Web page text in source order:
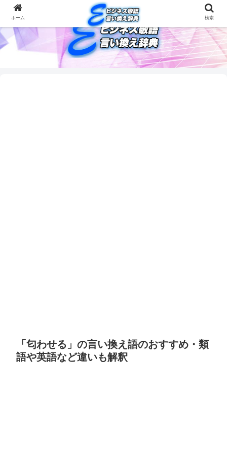
「匂わせる」の言い換え語のおすすめ・類
語や英語など違いも解釈
ホーム 検索